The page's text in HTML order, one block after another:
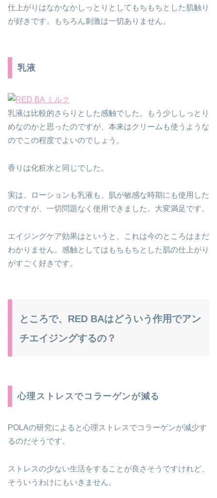
仕上がりはなかなかしっとりとしてもちもちとした肌触り
が好きです。もちろん刺激は一切ありません。
乳液
乳液は比較的さらりとした感触でした。もう少ししっとり
めなのかと思ったのですが、本来はクリームも使うような
のでこの程度でよいのでしょう。
香りは化粧水と同じでした。
実は、ローションも乳液も、肌が敏感な時期にも使用した
のですが、一切問題なく使用できました。大変満足です。
エイジングケア効果はというと、これは今のところはまだ
わかりません。感触としてはもちもちとした肌の仕上がり
がすごく好きです。
ところで、RED BAはどういう作用でアン
チエイジングするの？
心理ストレスでコラーゲンが減る
POLAの研究によると心理ストレスでコラーゲンが減少す
るのだそうです。
ストレスの少ない生活をすることが良さそうですけれど、
そういうわけにもいきません。